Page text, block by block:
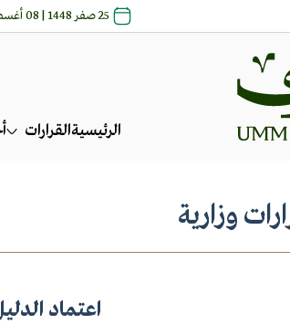
25 صفر 1448 | 08 أغسطس 2026
الرئيسيةالقرارات
وزارية
اعتماد